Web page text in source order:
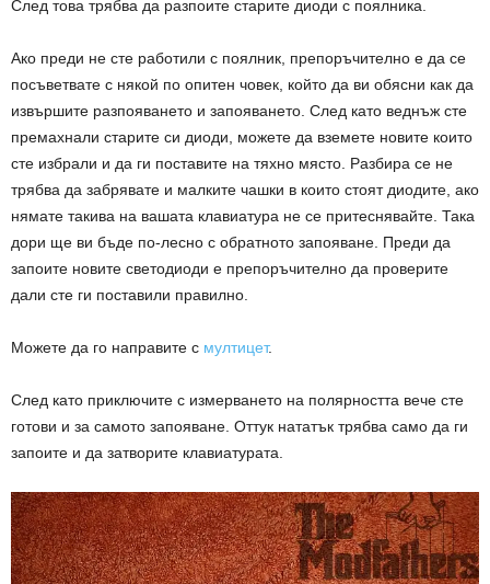
След това трябва да разпоите старите диоди с поялника.
Ако преди не сте работили с поялник, препоръчително е да се
посъветвате с някой по опитен човек, който да ви обясни как да
извършите разпояването и запояването. След като веднъж сте
премахнали старите си диоди, можете да вземете новите които
сте избрали и да ги поставите на тяхно място. Разбира се не
трябва да забрявате и малките чашки в които стоят диодите, ако
нямате такива на вашата клавиатура не се притеснявайте. Така
дори ще ви бъде по-лесно с обратното запояване. Преди да
запоите новите светодиоди е препоръчително да проверите
дали сте ги поставили правилно.
Можете да го направите с мултицет.
След като приключите с измерването на полярността вече сте
готови и за самото запояване. Оттук нататък трябва само да ги
запоите и да затворите клавиатурата.